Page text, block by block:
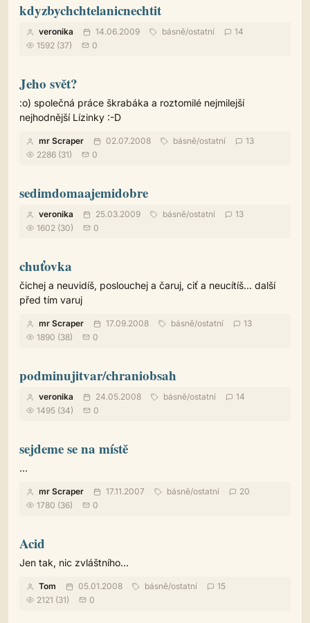
kdyzbychchtelanicnechtit
veronika 14.06.2009 básně/ostatní
14
1592 (37)
0
Jeho svět?
:o) společná práce škrabáka a roztomilé nejmilejší
nejhodnější Lízinky :-D
mr Scraper 02.07.2008 básně/ostatní
13
2286 (31)
0
sedimdomaajemidobre
veronika 25.03.2009 básně/ostatní
13
1602 (30)
0
chuťovka
čichej a neuvidíš, poslouchej a čaruj, ciť a neucítíš... další
před tím varuj
mr Scraper 17.09.2008 básně/ostatní
13
1890 (38)
0
podminujitvar/chraniobsah
veronika 24.05.2008 básně/ostatní
14
1495 (34)
0
sejdeme se na místě
...
mr Scraper 17.11.2007 básně/ostatní
20
1780 (36)
0
Acid
Jen tak, nic zvláštního...
Tom 05.01.2008 básně/ostatní
15
2121 (31)
0